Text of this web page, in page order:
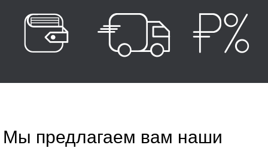
Мы предлагаем вам наши